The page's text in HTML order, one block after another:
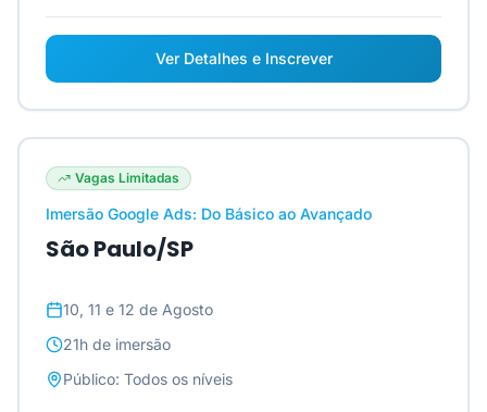
Ver Detalhes e Inscrever
Vagas Limitadas
Imersão Google Ads: Do Básico ao Avançado
São Paulo/SP
10, 11 e 12 de Agosto
21h de imersão
Público: Todos os níveis